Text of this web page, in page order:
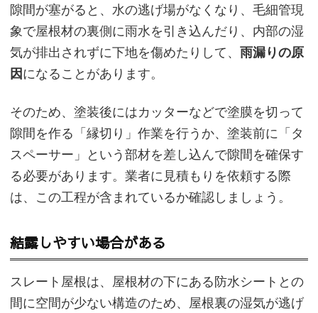
隙間が塞がると、水の逃げ場がなくなり、毛細管現
象で屋根材の裏側に雨水を引き込んだり、内部の湿
気が排出されずに下地を傷めたりして、 雨漏りの原
因になることがあります。
そのため、塗装後にはカッターなどで塗膜を切って
隙間を作る「縁切り」作業を行うか、塗装前に「タ
スペーサー」という部材を差し込んで隙間を確保す
る必要があります。業者に見積もりを依頼する際
は、この工程が含まれているか確認しましょう。
結露しやすい場合がある
スレート屋根は、屋根材の下にある防水シートとの
間に空間が少ない構造のため、屋根裏の湿気が逃げ